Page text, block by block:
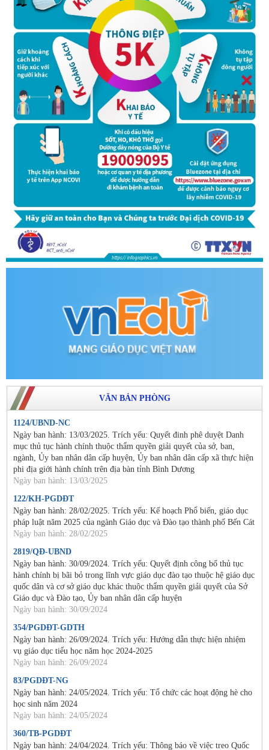
VĂN BẢN PHÒNG
1124/UBND-NC
Ngày ban hành: 13/03/2025. Trích yếu: Quyết đinh phê duyệt Danh
mục thủ tục hành chính thuộc thẩm quyền giải quyết của sở, ban,
ngành, Ủy ban nhân dân cấp huyện, Ủy ban nhân dân cấp xã thực hiện
phi địa giới hành chính trên địa bàn tỉnh Bình Dương
Ngày ban hành: 13/03/2025
122/KH-PGDĐT
Ngày ban hành: 28/02/2025. Trích yếu: Kế hoạch Phổ biến, giáo dục
pháp luật năm 2025 của ngành Giáo dục và Đào tạo thành phố Bến Cát
Ngày ban hành: 28/02/2025
2819/QĐ-UBND
Ngày ban hành: 30/09/2024. Trích yếu: Quyết định công bố thủ tục
hành chính bị bãi bỏ trong lĩnh vực giáo dục đào tạo thuộc hệ giáo dục
quốc dân và cơ sở giáo dục khác thuộc thẩm quyền giải quyết của Sở
Giáo dục và Đào tạo, Ủy ban nhân dân cấp huyện
Ngày ban hành: 30/09/2024
354/PGDĐT-GDTH
Ngày ban hành: 26/09/2024. Trích yếu: Hướng dẫn thực hiện nhiệm
vụ giáo dục tiểu học năm học 2024-2025
Ngày ban hành: 26/09/2024
83/PGDĐT-NG
Ngày ban hành: 24/05/2024. Trích yếu: Tổ chức các hoạt động hè cho
học sinh năm 2024
Ngày ban hành: 24/05/2024
360/TB-PGDĐT
Ngày ban hành: 24/04/2024. Trích yếu: Thông báo về việc treo Quốc